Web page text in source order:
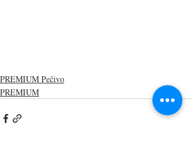
PREMIUM Pečivo
PREMIUM